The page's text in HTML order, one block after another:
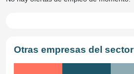
Otras empresas del sector